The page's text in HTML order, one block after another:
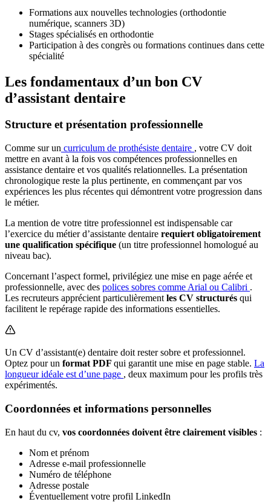
Formations aux nouvelles technologies (orthodontie
numérique, scanners 3D)
Stages spécialisés en orthodontie
Participation à des congrès ou formations continues dans cette
spécialité
Les fondamentaux d’un bon CV
d’assistant dentaire
Structure et présentation professionnelle
Comme sur un curriculum de prothésiste dentaire , votre CV doit
mettre en avant à la fois vos compétences professionnelles en
assistance dentaire et vos qualités relationnelles. La présentation
chronologique reste la plus pertinente, en commençant par vos
expériences les plus récentes qui démontrent votre progression dans
le métier.
La mention de votre titre professionnel est indispensable car
l’exercice du métier d’assistante dentaire requiert obligatoirement
une qualification spécifique (un titre professionnel homologué au
niveau bac).
Concernant l’aspect formel, privilégiez une mise en page aérée et
professionnelle, avec des polices sobres comme Arial ou Calibri .
Les recruteurs apprécient particulièrement les CV structurés qui
facilitent le repérage rapide des informations essentielles.
Un CV d’assistant(e) dentaire doit rester sobre et professionnel.
Optez pour un format PDF qui garantit une mise en page stable. La
longueur idéale est d’une page , deux maximum pour les profils très
expérimentés.
Coordonnées et informations personnelles
En haut du cv, vos coordonnées doivent être clairement visibles :
Nom et prénom
Adresse e-mail professionnelle
Numéro de téléphone
Adresse postale
Éventuellement votre profil LinkedIn